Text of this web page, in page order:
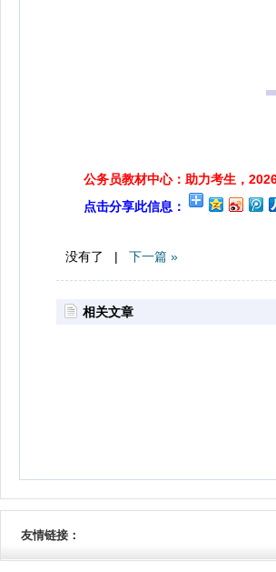
公务员教材中心：助力考生，
点击分享此信息：
没有了 | 下一篇 »
相关文章
友情链接：